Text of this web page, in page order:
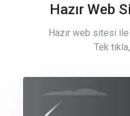
Hazır Web
Hazır web sitesi
Tek